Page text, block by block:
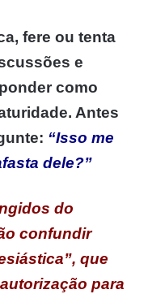
fere ou tenta
e
como
Antes
“Isso me
dele?”
do
confundir
que
para